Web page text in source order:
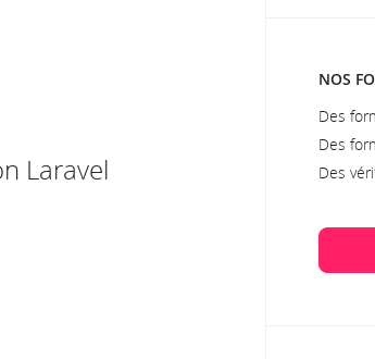
Laravel
NOS
Des
Des
Des